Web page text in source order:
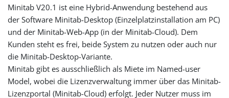
Minitab V20.1 ist eine Hybrid-Anwendung bestehend aus
der Software Minitab-Desktop (Einzelplatzinstallation am PC)
und der Minitab-Web-App (in der Minitab-Cloud). Dem
Kunden steht es frei, beide System zu nutzen oder auch nur
die Minitab-Desktop-Variante.
Minitab gibt es ausschließlich als Miete im Named-user
Model, wobei die Lizenzverwaltung immer über das Minitab-
Lizenzportal (Minitab-Cloud) erfolgt. Jeder Nutzer muss im